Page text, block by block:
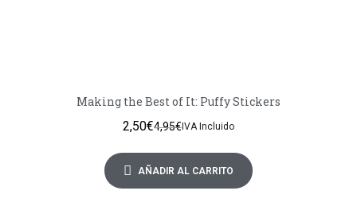
Making the Best of It: Puffy Stickers
4,95€
2,50€ IVA Incluido
AÑADIR AL CARRITO